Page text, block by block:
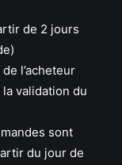
de 2 jours
l’acheteur
validation du
sont
du jour de